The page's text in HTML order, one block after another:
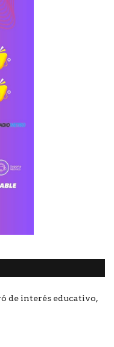
de interés educativo,